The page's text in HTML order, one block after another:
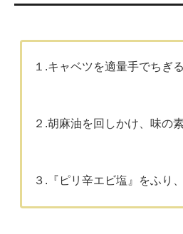
１.キャベツを適量手でちぎる
２.胡麻油を回しかけ、味の
３.『ピリ辛エビ塩』をふり